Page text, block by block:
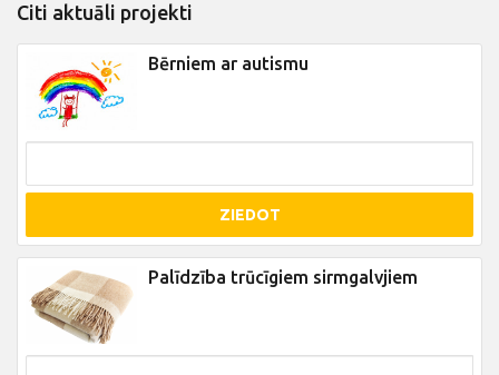
Citi aktuāli projekti
Bērniem ar autismu
ZIEDOT
Palīdzība trūcīgiem sirmgalvjiem